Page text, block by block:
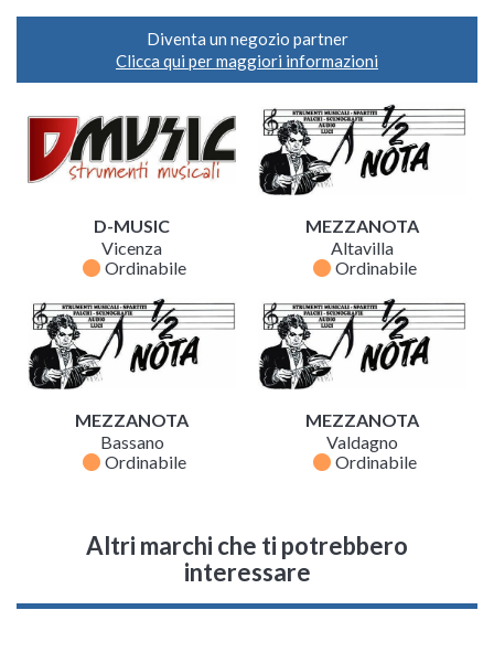
Diventa un negozio partner
Clicca qui per maggiori informazioni
D-MUSIC
Vicenza
fiber_manual_record Ordinabile
MEZZANOTA
Altavilla
fiber_manual_record Ordinabile
MEZZANOTA
Bassano
fiber_manual_record Ordinabile
MEZZANOTA
Valdagno
fiber_manual_record Ordinabile
Altri marchi che ti potrebbero
interessare